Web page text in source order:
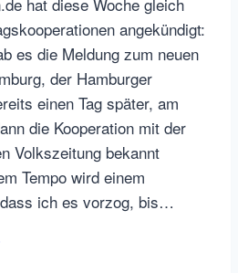
angekündigt:
es die Meldung zum neuen
der Hamburger
einen Tag später, am
die Kooperation mit der
Volkszeitung bekannt
Tempo wird einem
ich es vorzog, bis…